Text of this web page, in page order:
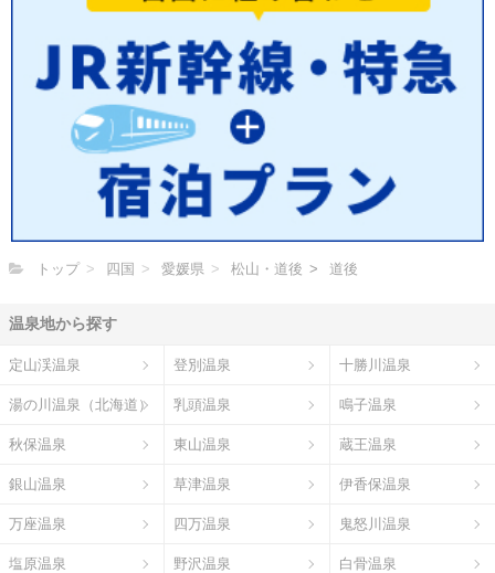
トップ 四国 愛媛県 松山・道後 道後
温泉地から探す
定山渓温泉 登別温泉 十勝川温泉
湯の川温泉（北海道） 乳頭温泉 鳴子温泉
秋保温泉 東山温泉 蔵王温泉
銀山温泉 草津温泉 伊香保温泉
万座温泉 四万温泉 鬼怒川温泉
塩原温泉 野沢温泉 白骨温泉